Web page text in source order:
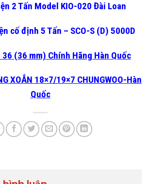
2 Tấn Model KIO-020 Đài Loan
cố định 5 Tấn – SCO-S (D) 5000D
36 (36 mm) Chính Hãng Hàn Quốc
XOẮN 18×7/19×7 CHUNGWOO-Hàn
Quốc